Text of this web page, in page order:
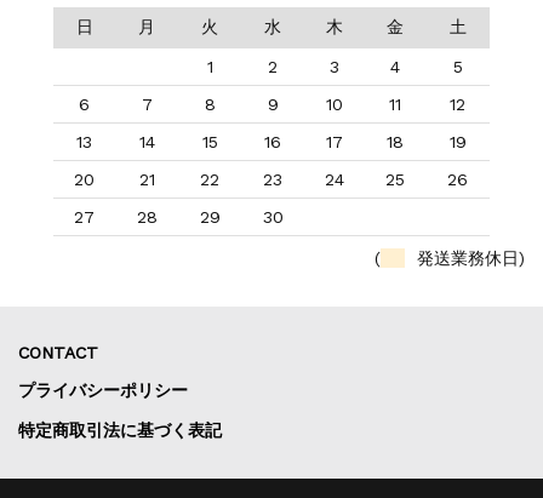
日 月 火 水 木 金 土
1 2 3 4
5
6
7 8 9 10 11
12
13
14 15 16 17 18
19
20
21 22 23 24 25
26
27
28 29 30
( 発送業務休日)
CONTACT
プライバシーポリシー
特定商取引法に基づく表記